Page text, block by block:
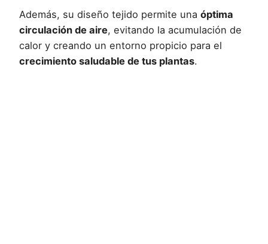
Además, su diseño tejido permite una óptima
circulación de aire, evitando la acumulación de
calor y creando un entorno propicio para el
crecimiento saludable de tus plantas.